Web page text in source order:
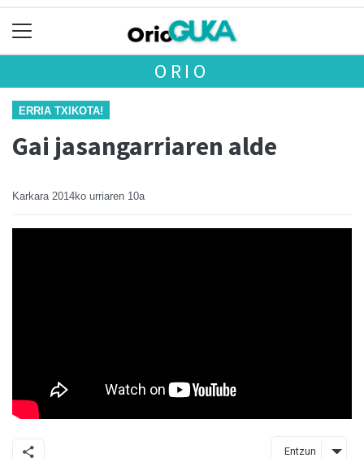
ORIO
ERRIA TXIKOTA!
Gai jasangarriaren alde
Karkara 2014ko urriaren 10a
Entzun